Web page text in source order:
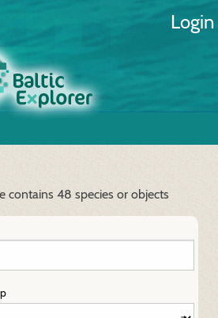
Login
contains 48 species or objects